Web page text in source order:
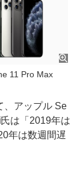
11 Pro Max
、アップル Se
は「2019年は
年は数週間遅